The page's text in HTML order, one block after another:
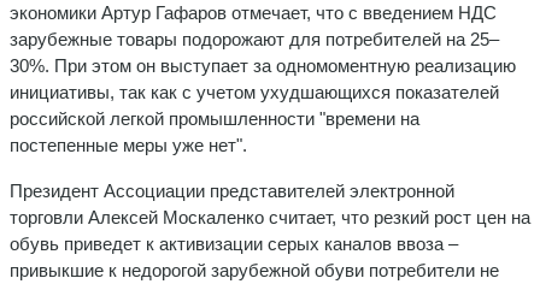
экономики Артур Гафаров отмечает, что с введением НДС
зарубежные товары подорожают для потребителей на 25–
30%. При этом он выступает за одномоментную реализацию
инициативы, так как с учетом ухудшающихся показателей
российской легкой промышленности "времени на
постепенные меры уже нет".
Президент Ассоциации представителей электронной
торговли Алексей Москаленко считает, что резкий рост цен на
обувь приведет к активизации серых каналов ввоза –
привыкшие к недорогой зарубежной обуви потребители не